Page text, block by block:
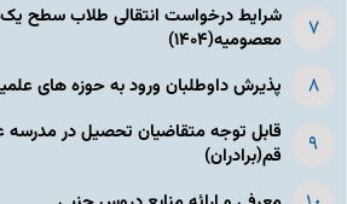
شرایط درخواست انتقالی طلاب سطح
معصومیه(۱۴۰۴)
پذیرش داوطلبان ورود به حوزه های علمیه ١۴٠۵-
قابل توجه متقاضیان تحصیل در مدرسه
قم(برادران)